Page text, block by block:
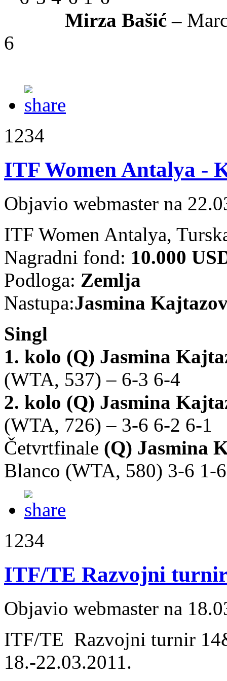
Mirza Bašić –
6
1234
ITF Women Antalya -
Objavio webmaster na
ITF Women Antalya,
Nagradni fond: 10.000
Podloga: Zemlja
Nastupa:Jasmina
Singl
1. kolo (Q) Jasmina
(WTA, 537) – 6-3 6-4
2. kolo (Q) Jasmina
(WTA, 726) – 3-6 6-2 6-1
Četvrtfinale (Q) Jasmina
Blanco (WTA, 580) 3-6 1-6
1234
ITF/TE Razvojni
Objavio webmaster na
ITF/TE Razvojni turnir
18.-22.03.2011.